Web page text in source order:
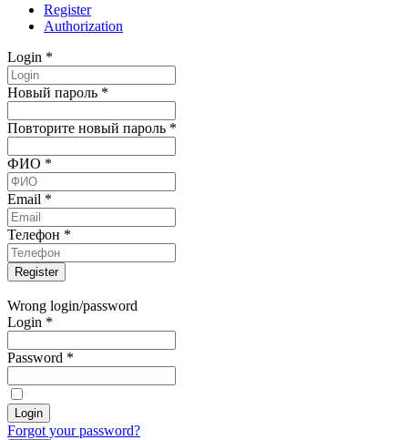
Register
Authorization
Login *
Новый пароль *
Повторите новый пароль *
ФИО *
Email *
Телефон *
Wrong login/password
Login *
Password *
Forgot your password?